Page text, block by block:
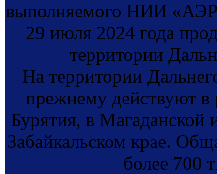
выполняемого НИИ
29 июля 2024 года
территории
На территории
прежнему действуют в
Бурятия, в Магаданской
Забайкальском крае.
более 700